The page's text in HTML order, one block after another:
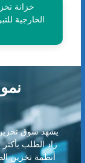
خزانة
الخارجية
يشهد سوق